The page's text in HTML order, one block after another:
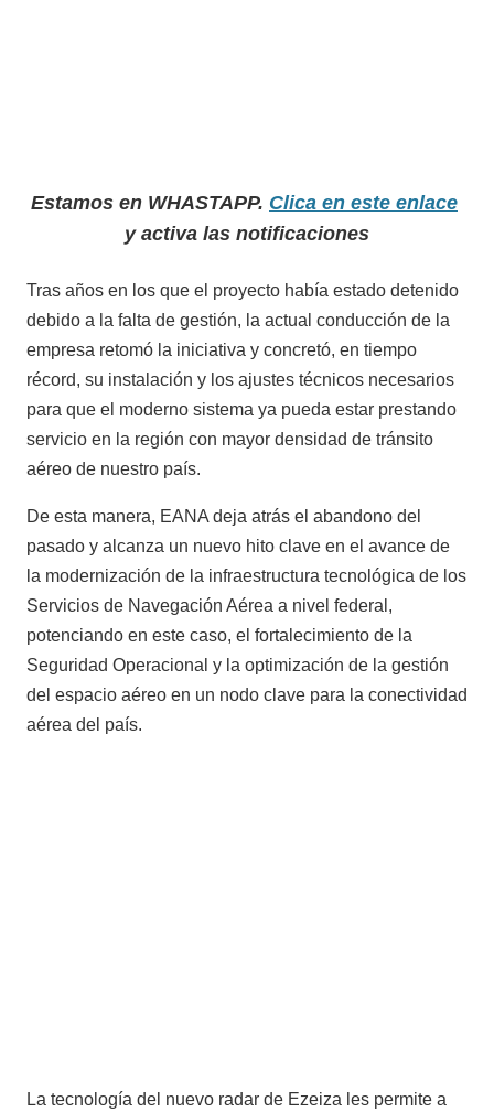
Estamos en WHASTAPP. Clica en este enlace
y activa las notificaciones
Tras años en los que el proyecto había estado detenido
debido a la falta de gestión, la actual conducción de la
empresa retomó la iniciativa y concretó, en tiempo
récord, su instalación y los ajustes técnicos necesarios
para que el moderno sistema ya pueda estar prestando
servicio en la región con mayor densidad de tránsito
aéreo de nuestro país.
De esta manera, EANA deja atrás el abandono del
pasado y alcanza un nuevo hito clave en el avance de
la modernización de la infraestructura tecnológica de los
Servicios de Navegación Aérea a nivel federal,
potenciando en este caso, el fortalecimiento de la
Seguridad Operacional y la optimización de la gestión
del espacio aéreo en un nodo clave para la conectividad
aérea del país.
La tecnología del nuevo radar de Ezeiza les permite a